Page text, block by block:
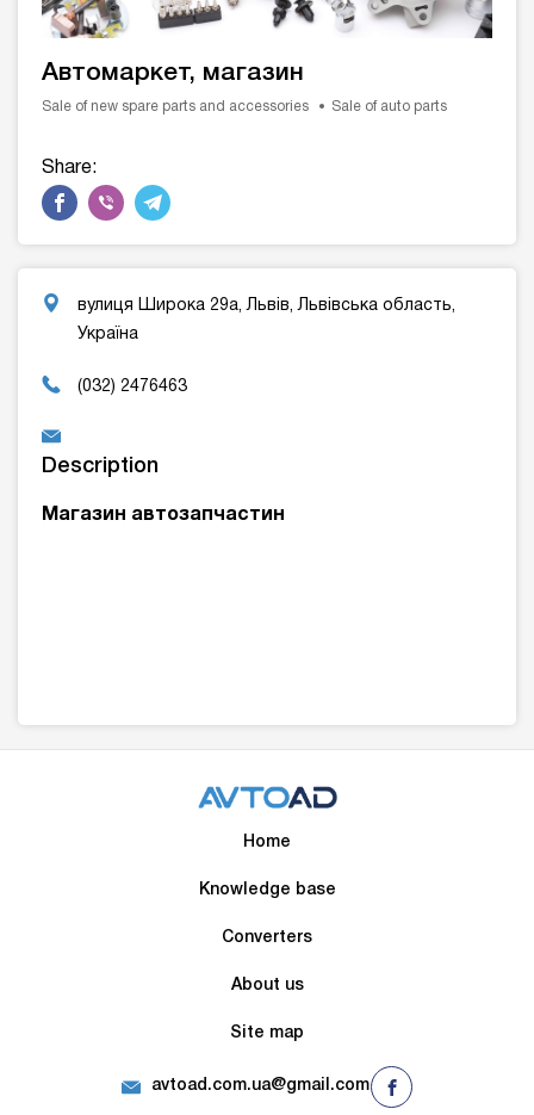
Автомаркет, магазин
Sale of new spare parts and accessories Sale of auto parts
Share:
вулиця Широка 29а, Львів, Львівська область,
Україна
(032) 2476463
Description
Магазин автозапчастин
Home
Knowledge base
Converters
About us
Site map
avtoad.com.ua@gmail.com